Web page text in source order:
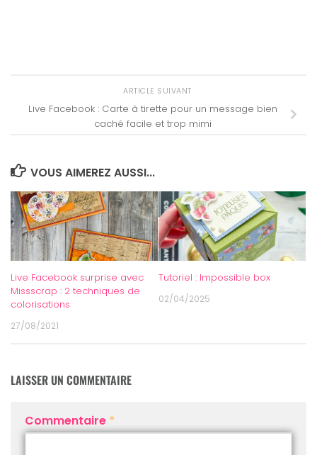
ARTICLE SUIVANT
Live Facebook : Carte à tirette pour un message bien
caché facile et trop mimi
VOUS AIMEREZ AUSSI...
Live Facebook surprise avec
Missscrap : 2 techniques de
colorisations
27/08/2021
Tutoriel : Impossible box
02/04/2025
LAISSER UN COMMENTAIRE
Commentaire *